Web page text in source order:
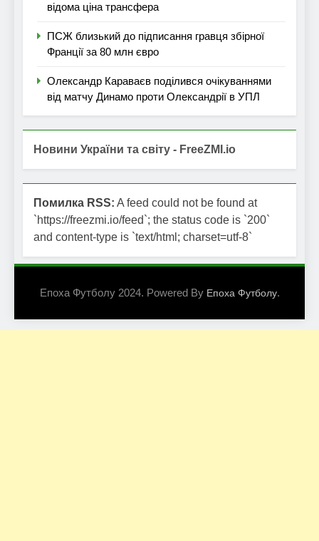
відома ціна трансфера
ПСЖ близький до підписання гравця збірної
Франції за 80 млн євро
Олександр Караваєв поділився очікуваннями
від матчу Динамо проти Олександрії в УПЛ
Новини України та світу - FreeZMI.io
Помилка RSS: A feed could not be found at
`https://freezmi.io/feed`; the status code is `200`
and content-type is `text/html; charset=utf-8`
Епоха Футболу 2024. Powered By Епоха Футболу.